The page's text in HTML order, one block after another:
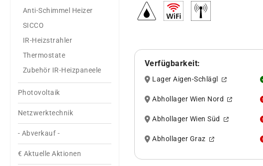
Anti-Schimmel Heizer
SICCO
IR-Heizstrahler
Thermostate
Zubehör IR-Heizpaneele
Photovoltaik
Netzwerktechnik
- Abverkauf -
€ Aktuelle Aktionen
Verfügbarkeit:
Lager Aigen-Schlägl
Abhollager Wien Nord
Abhollager Wien Süd
Abhollager Graz